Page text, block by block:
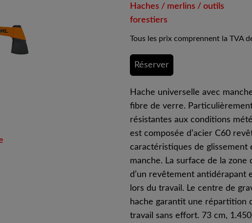
Haches / merlins / outils
forestiers
Tous les prix comprennent la TVA
Réserver
Hache universelle avec
fibre de verre.
résistantes aux conditions
est composée d’acier C60
caractéristiques de
manche. La surface de la
d’un revêtement antidérapant
lors du travail. Le centre de
hache garantit une répartition
travail sans effort. 73 cm,